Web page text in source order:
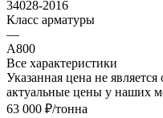
34028-2016
Класс арматуры
—
А800
Все характеристики
Указанная цена не
актуальные цены у наших
63 000 ₽/тонна